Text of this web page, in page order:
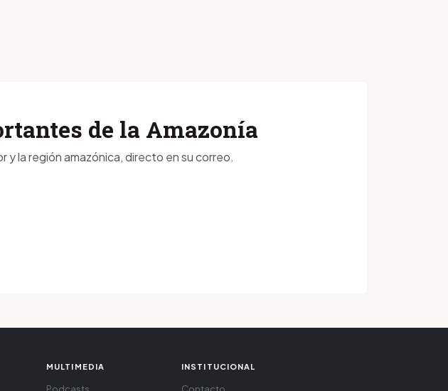
de la Amazonía
y la región amazónica, directo en su correo.
MULTIMEDIA INSTITUCIONAL